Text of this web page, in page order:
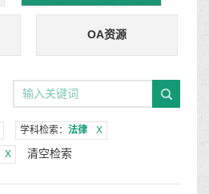
OA资源
学科检索： 法律 X
X 清空检索